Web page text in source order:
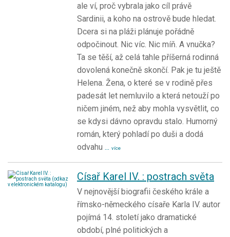
ale ví, proč vybrala jako cíl právě
Sardinii, a koho na ostrově bude hledat.
Dcera si na pláži plánuje pořádně
odpočinout. Nic víc. Nic míň. A vnučka?
Ta se těší, až celá tahle příšerná rodinná
dovolená konečně skončí. Pak je tu ještě
Helena. Žena, o které se v rodině přes
padesát let nemluvilo a která netouží po
ničem jiném, než aby mohla vysvětlit, co
se kdysi dávno opravdu stalo. Humorný
román, který pohladí po duši a dodá
odvahu ... více
Císař Karel IV. : postrach světa
V nejnovější biografii českého krále a
římsko-německého císaře Karla IV. autor
pojímá 14. století jako dramatické
období, plné politických a